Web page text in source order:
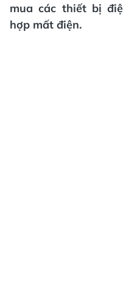
mua các thiết bị
hợp mất điện.